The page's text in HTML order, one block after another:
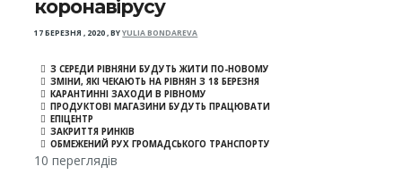
коронавірусу
17 БЕРЕЗНЯ , 2020,BYYULIA BONDAREVA
З СЕРЕДИ РІВНЯНИ БУДУТЬ ЖИТИ ПО-НОВОМУ
ЗМІНИ, ЯКІ ЧЕКАЮТЬ НА РІВНЯН З 18 БЕРЕЗНЯ
КАРАНТИННІ ЗАХОДИ В РІВНОМУ
ПРОДУКТОВІ МАГАЗИНИ БУДУТЬ ПРАЦЮВАТИ
ЕПІЦЕНТР
ЗАКРИТТЯ РИНКІВ
ОБМЕЖЕНИЙ РУХ ГРОМАДСЬКОГО ТРАНСПОРТУ
10 переглядів